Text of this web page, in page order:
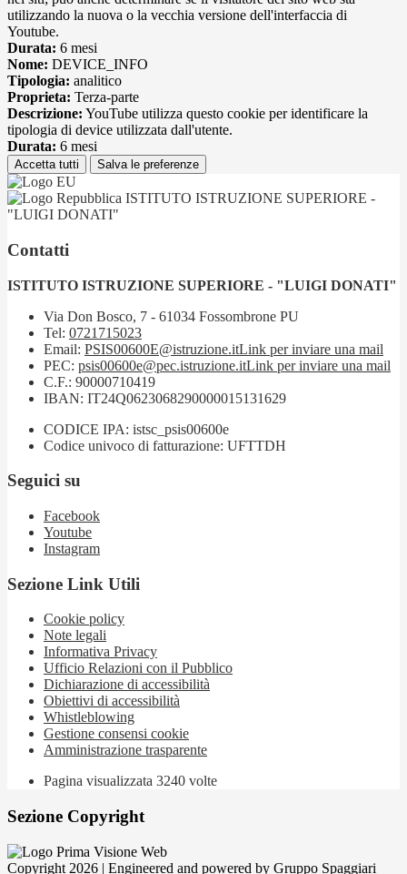
utilizzando la nuova o la vecchia versione dell'interfaccia di
Youtube.
Durata: 6 mesi
Nome: DEVICE_INFO
Tipologia: analitico
Proprieta: Terza-parte
Descrizione: YouTube utilizza questo cookie per identificare la
tipologia di device utilizzata dall'utente.
Durata: 6 mesi
Accetta tutti Salva le preferenze
ISTITUTO ISTRUZIONE SUPERIORE -
"LUIGI DONATI"
Contatti
ISTITUTO ISTRUZIONE SUPERIORE - "LUIGI DONATI"
Via Don Bosco, 7 - 61034 Fossombrone PU
Tel: 0721715023
Email: PSIS00600E@istruzione.itLink per inviare una mail
PEC: psis00600e@pec.istruzione.itLink per inviare una mail
C.F.: 90000710419
IBAN: IT24Q0623068290000015131629
CODICE IPA: istsc_psis00600e
Codice univoco di fatturazione: UFTTDH
Seguici su
Facebook
Youtube
Instagram
Sezione Link Utili
Cookie policy
Note legali
Informativa Privacy
Ufficio Relazioni con il Pubblico
Dichiarazione di accessibilità
Obiettivi di accessibilità
Whistleblowing
Gestione consensi cookie
Amministrazione trasparente
Pagina visualizzata 3240 volte
Sezione Copyright
Copyright 2026 | Engineered and powered by Gruppo Spaggiari